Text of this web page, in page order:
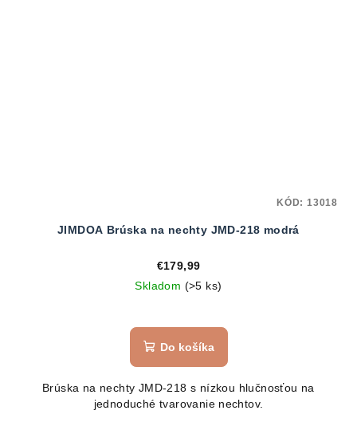
JIMDOA Brúska na nechty JMD-218 modrá
€179,99
Skladom (>5 ks)
Do košíka
Brúska na nechty JMD-218 s nízkou hlučnosťou na
jednoduché tvarovanie nechtov.
KÓD: 13018